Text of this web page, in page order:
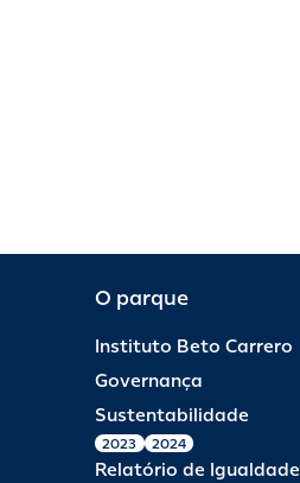
O parque
Instituto Beto Carrero
Governança
Sustentabilidade
2023 2024
Relatório de Igualdade